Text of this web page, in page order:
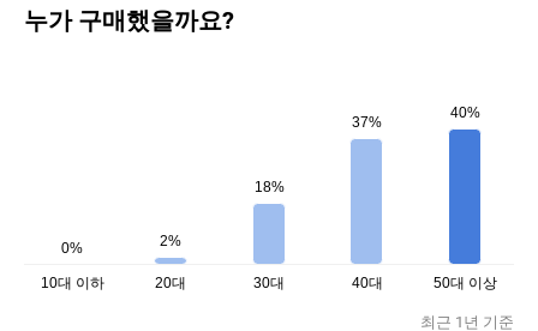
누가 구매했을까요?
0% 2%
18%
37%
40%
10대 이하 20대 30대 40대 50대 이상
최근 1년 기준